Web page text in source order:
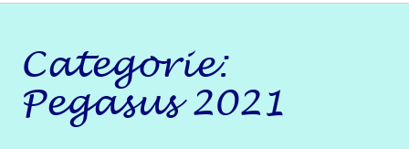
Categorie:
Pegasus 2021